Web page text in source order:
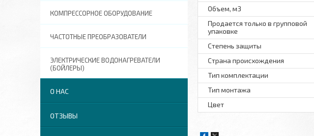
Объем, м3
Продается только в групповой
упаковке
Степень защиты
Страна происхождения
Тип комплектации
Тип монтажа
Цвет
КОМПРЕССОРНОЕ ОБОРУДОВАНИЕ
ЧАСТОТНЫЕ ПРЕОБРАЗОВАТЕЛИ
ЭЛЕКТРИЧЕСКИЕ ВОДОНАГРЕВАТЕЛИ
(БОЙЛЕРЫ)
О НАС
ОТЗЫВЫ